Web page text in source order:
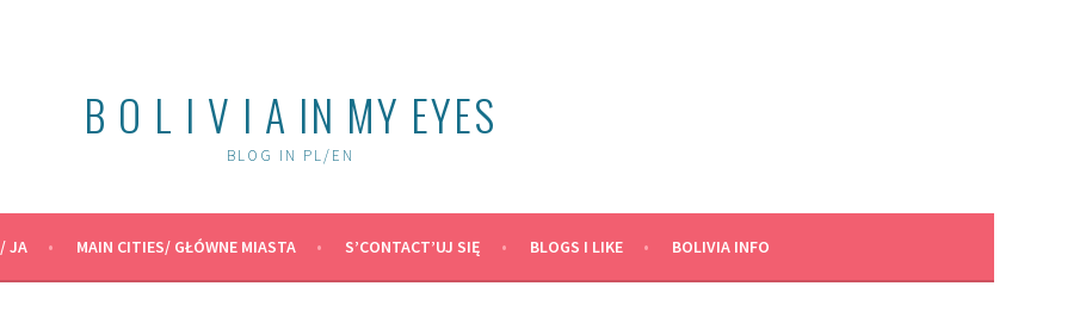
B O L I V I A IN MY EYES
BLOG IN PL/EN
JA MAIN CITIES/ GŁÓWNE MIASTA S’CONTACT’UJ SIĘ BLOGS I LIKE BOLIVIA INFO